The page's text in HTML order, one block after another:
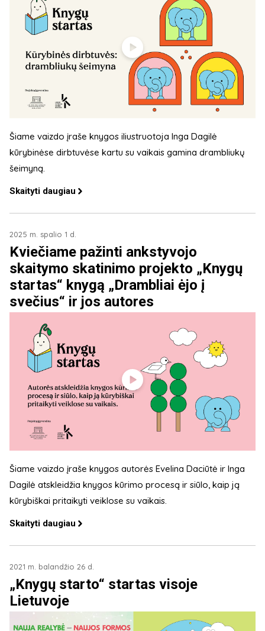
Šiame vaizdo įraše knygos iliustruotoja Inga Dagilė
kūrybinėse dirbtuvėse kartu su vaikais gamina drambliukų
šeimyną.
Skaityti daugiau
2025 m. spalio 1 d.
Kviečiame pažinti ankstyvojo
skaitymo skatinimo projekto „Knygų
startas“ knygą „Drambliai ėjo į
svečius“ ir jos autores
Šiame vaizdo įraše knygos autorės Evelina Daciūtė ir Inga
Dagilė atskleidžia knygos kūrimo procesą ir siūlo, kaip ją
kūrybiškai pritaikyti veiklose su vaikais.
Skaityti daugiau
2021 m. balandžio 26 d.
„Knygų starto“ startas visoje
Lietuvoje